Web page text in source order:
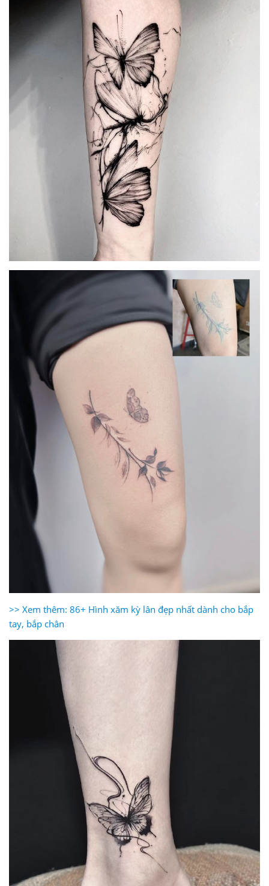
>> Xem thêm: 86+ Hình xăm kỳ lân đẹp nhất dành cho bắp
tay, bắp chân